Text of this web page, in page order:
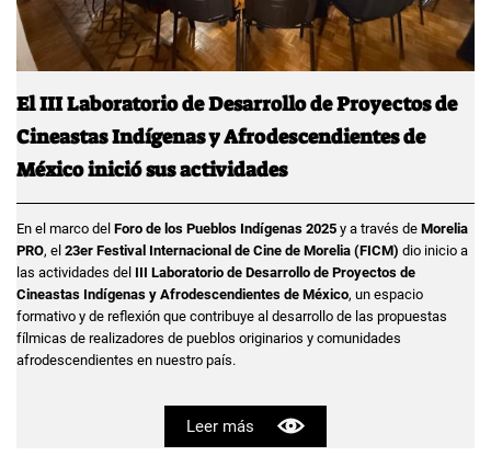
El III Laboratorio de Desarrollo de Proyectos de
Cineastas Indígenas y Afrodescendientes de
México inició sus actividades
En el marco del Foro de los Pueblos Indígenas 2025 y a través de Morelia
PRO, el 23er Festival Internacional de Cine de Morelia (FICM) dio inicio a
las actividades del III Laboratorio de Desarrollo de Proyectos de
Cineastas Indígenas y Afrodescendientes de México, un espacio
formativo y de reflexión que contribuye al desarrollo de las propuestas
fílmicas de realizadores de pueblos originarios y comunidades
afrodescendientes en nuestro país.
Leer más